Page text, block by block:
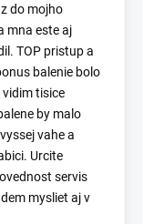
do mojho
mna este aj
TOP pristup a
balenie bolo
tisice
by malo
vahe a
Urcite
servis
mysliet aj v